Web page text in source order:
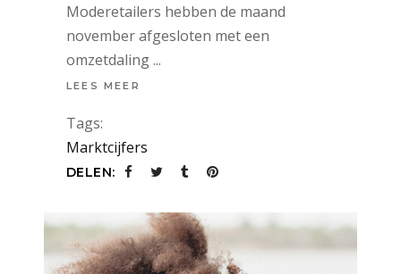
Moderetailers hebben de maand
november afgesloten met een
omzetdaling
LEES MEER
Tags:
Marktcijfers
DELEN: